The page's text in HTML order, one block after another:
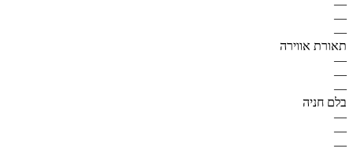
—
—
—
תאורת אווירה
—
—
—
בלם חניה
—
—
—